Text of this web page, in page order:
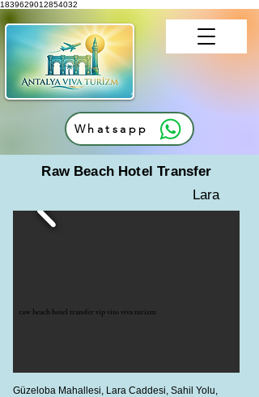
1839629012854032
Whatsapp
Raw Beach Hotel Transfer
Lara
raw beach hotel transfer vip vito viva turizm
Güzeloba Mahallesi, Lara Caddesi, Sahil Yolu,